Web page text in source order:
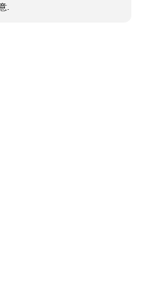
.